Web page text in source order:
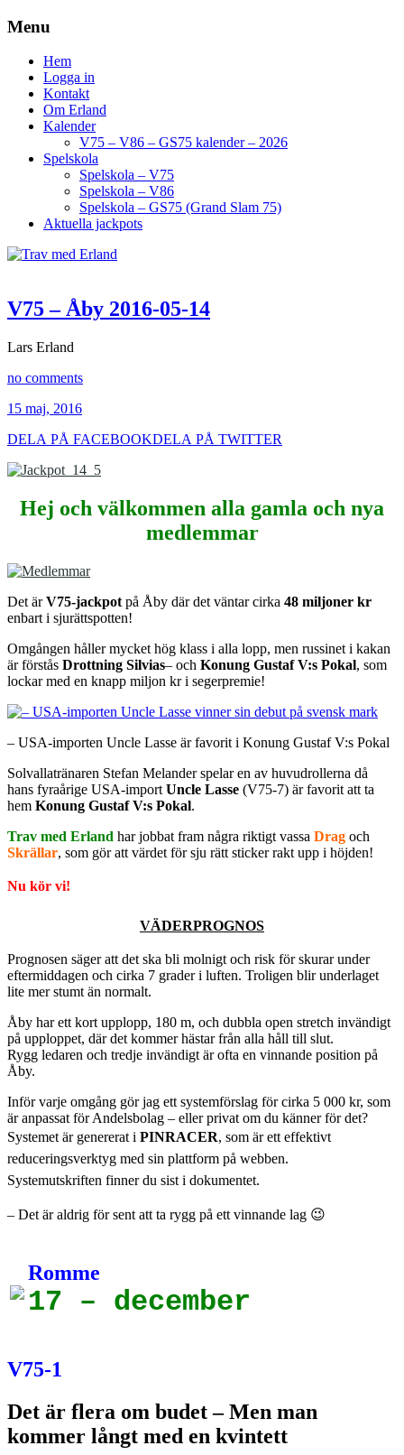
Menu
Hem
Logga in
Kontakt
Om Erland
Kalender
V75 – V86 – GS75 kalender – 2026
Spelskola
Spelskola – V75
Spelskola – V86
Spelskola – GS75 (Grand Slam 75)
Aktuella jackpots
V75 – Åby 2016-05-14
Lars Erland
no comments
15 maj, 2016
DELA PÅ FACEBOOKDELA PÅ TWITTER
Hej och välkommen alla gamla och nya
medlemmar
Det ärV75-jackpot på Åby där det väntar cirka 48 miljoner kr
enbart i sjurättspotten!
Omgången håller mycket hög klass i alla lopp, men russinet i kakan
är förstås Drottning Silvias– och Konung Gustaf V:s Pokal, som
lockar med en knapp miljon kr i segerpremie!
– USA-importen Uncle Lasse är favorit i Konung Gustaf V:s Pokal
Solvallatränaren Stefan Melander spelar en av huvudrollerna då
hans fyraårige USA-import Uncle Lasse (V75-7) är favorit att ta
hem Konung Gustaf V:s Pokal.
Trav med Erland har jobbat fram några riktigt vassa Drag och
Skrällar, som gör att värdet för sju rätt sticker rakt upp i höjden!
Nu kör vi!
VÄDERPROGNOS
Prognosen säger att det ska bli molnigt och risk för skurar under
eftermiddagen och cirka 7 grader i luften. Troligen blir underlaget
lite mer stumt än normalt.
Åby har ett kort upplopp, 180 m, och dubbla open stretch invändigt
på upploppet, där det kommer hästar från alla håll till slut.
Rygg ledaren och tredje invändigt är ofta en vinnande position på
Åby.
Inför varje omgång gör jag ett systemförslag för cirka 5 000 kr, som
är anpassat för Andelsbolag – eller privat om du känner för det?
Systemet är genererat i PINRACER, som är ett effektivt
reduceringsverktyg med sin plattform på webben.
Systemutskriften finner du sist i dokumentet.
– Det är aldrig för sent att ta rygg på ett vinnande lag 😉
Romme
17 – december
V75-1
Det är flera om budet – Men man
kommer långt med en kvintett